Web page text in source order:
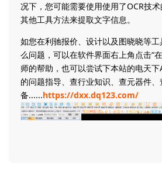
况下，您可能需要使用使用了OCR技
其他工具方法来提取文字信息。
如您在利驰报价、设计以及图晓晓等
么问题，可以在软件界面右上角点击“
师的帮助，也可以尝试下本站的电天
的问题指导、查行业知识、查元器件、
备......https://dxx.dq123.com/